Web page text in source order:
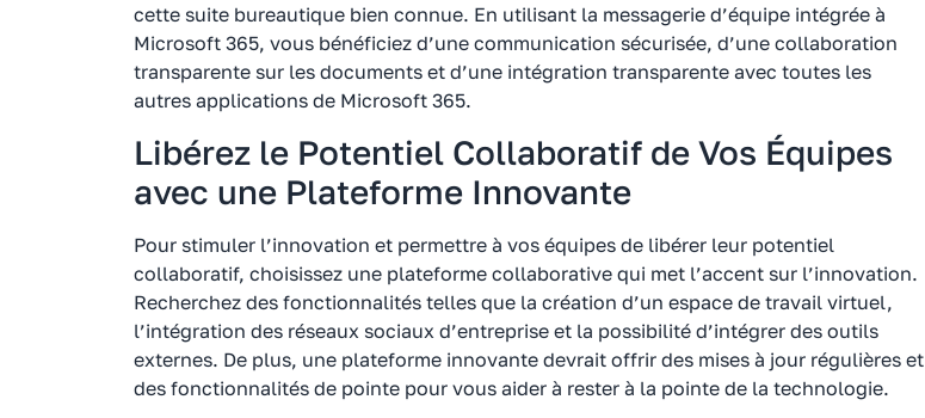
cette suite bureautique bien connue. En utilisant la messagerie d’équipe intégrée à
Microsoft 365, vous bénéficiez d’une communication sécurisée, d’une collaboration
transparente sur les documents et d’une intégration transparente avec toutes les
autres applications de Microsoft 365.
Libérez le Potentiel Collaboratif de Vos Équipes
avec une Plateforme Innovante
Pour stimuler l’innovation et permettre à vos équipes de libérer leur potentiel
collaboratif, choisissez une plateforme collaborative qui met l’accent sur l’innovation.
Recherchez des fonctionnalités telles que la création d’un espace de travail virtuel,
l’intégration des réseaux sociaux d’entreprise et la possibilité d’intégrer des outils
externes. De plus, une plateforme innovante devrait offrir des mises à jour régulières et
des fonctionnalités de pointe pour vous aider à rester à la pointe de la technologie.